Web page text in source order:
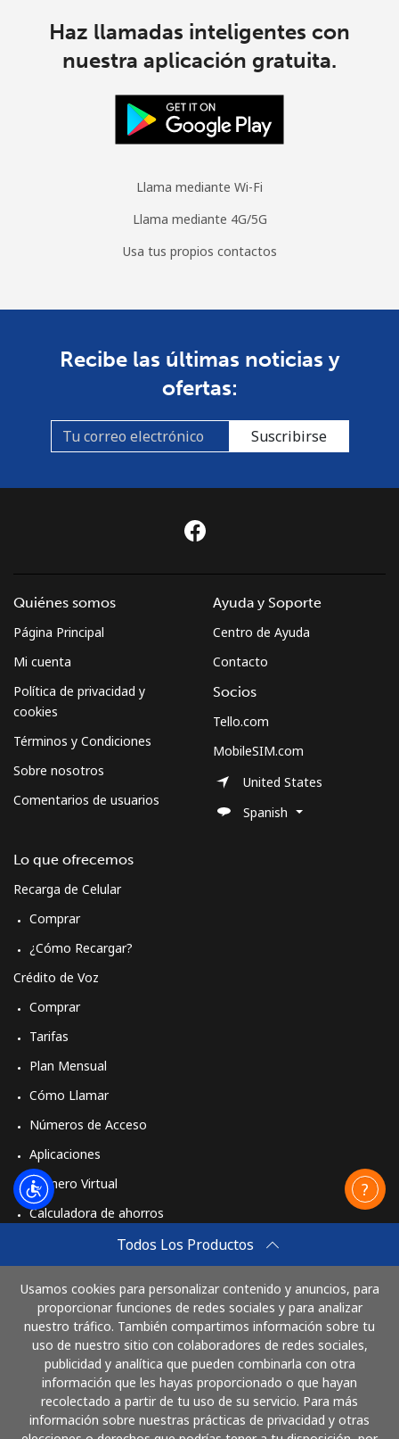
Haz llamadas inteligentes con
nuestra aplicación gratuita.
Llama mediante Wi-Fi
Llama mediante 4G/5G
Usa tus propios contactos
Recibe las últimas noticias y
ofertas:
Suscribirse
Todos Los Productos
Usamos cookies para personalizar contenido y anuncios, para
proporcionar funciones de redes sociales y para analizar
nuestro tráfico. También compartimos información sobre tu
uso de nuestro sitio con colaboradores de redes sociales,
publicidad y analítica que pueden combinarla con otra
información que les hayas proporcionado o que hayan
recolectado a partir de tu uso de su servicio. Para más
información sobre nuestras prácticas de privacidad y otras
Quiénes somos
Página Principal
Mi cuenta
Política de privacidad y
cookies
Términos y Condiciones
Sobre nosotros
Comentarios de usuarios
Lo que ofrecemos
Recarga de Celular
Comprar
¿Cómo Recargar?
Crédito de Voz
Comprar
Tarifas
Plan Mensual
Cómo Llamar
Números de Acceso
Aplicaciones
Número Virtual
Calculadora de ahorros
Cómo funciona
Ayuda y Soporte
Centro de Ayuda
Contacto
Socios
Tello.com
MobileSIM.com
United States
Spanish
Paga con